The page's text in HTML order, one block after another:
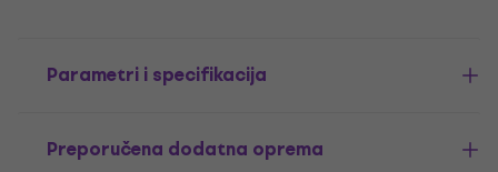
Parametri i specifikacija
Preporučena dodatna oprema